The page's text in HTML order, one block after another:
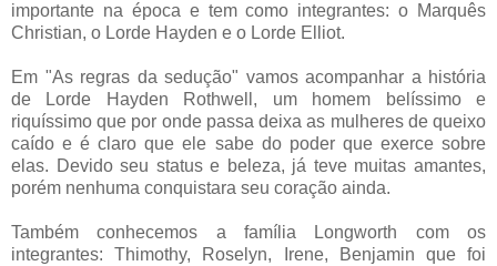
importante na época e tem como integrantes: o Marquês
Christian, o Lorde Hayden e o Lorde Elliot.
Em "As regras da sedução" vamos acompanhar a história
de Lorde Hayden Rothwell, um homem belíssimo e
riquíssimo que por onde passa deixa as mulheres de queixo
caído e é claro que ele sabe do poder que exerce sobre
elas. Devido seu status e beleza, já teve muitas amantes,
porém nenhuma conquistara seu coração ainda.
Também conhecemos a família Longworth com os
integrantes: Thimothy, Roselyn, Irene, Benjamin que foi